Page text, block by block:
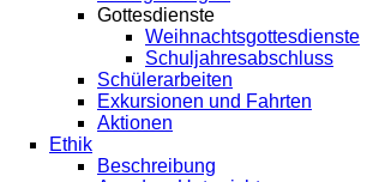
Gottesdienste
Weihnachtsgottesdienste
Schuljahresabschluss
Schülerarbeiten
Exkursionen und Fahrten
Aktionen
Ethik
Beschreibung